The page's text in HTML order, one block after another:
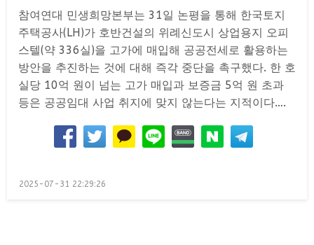
참여연대 민생희망본부는 31일 논평을 통해 한국토지
주택공사(LH)가 호반건설의 위례신도시 상업용지 오피
스텔(약 336실)을 고가에 매입해 공공전세로 활용하는
방안을 추진하는 것에 대해 즉각 중단을 촉구했다. 한 호
실당 10억 원이 넘는 고가 매입과 보증금 5억 원 초과
등은 공공임대 사업 취지에 맞지 않는다는 지적이다….
Posted
2025-07-31 22:29:26